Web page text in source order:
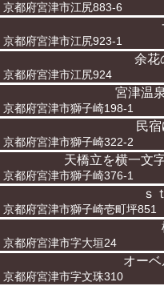
京都府宮津市江尻883-6
京都府宮津市江尻923-1
余花
京都府宮津市江尻924
宮津温
京都府宮津市獅子崎198-1
民
京都府宮津市獅子崎322-2
天橋立を横一文
京都府宮津市獅子崎376-1
ｓ
京都府宮津市獅子崎壱町坪851
京都府宮津市字大垣24
オー
京都府宮津市字文珠310